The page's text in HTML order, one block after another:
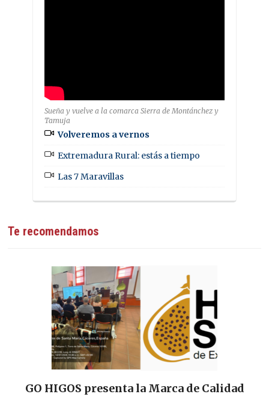
Sueña y vuelve a la comarca Sierra de Montánchez y
Tamuja
Volveremos a vernos
Extremadura Rural: estás a tiempo
Las 7 Maravillas
Te recomendamos
GO HIGOS presenta la Marca de Calidad